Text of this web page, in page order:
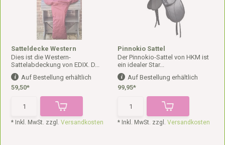
Satteldecke Western
Dies ist die Western-
Sattelabdeckung von EDIX. D...
Auf Bestellung erhältlich
59,50*
* Inkl. MwSt. zzgl.Versandkosten
Pinnokio Sattel
Der Pinnokio-Sattel von HKM ist
ein idealer Star...
Auf Bestellung erhältlich
99,95*
* Inkl. MwSt. zzgl. Versandkosten